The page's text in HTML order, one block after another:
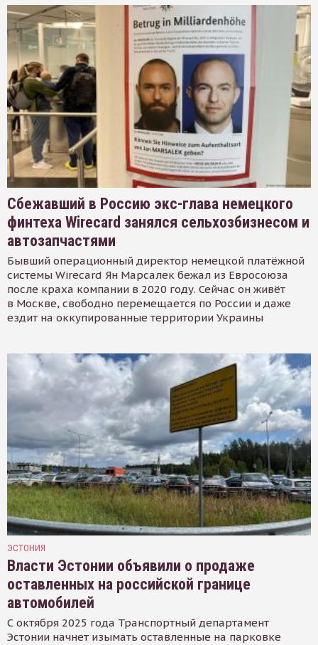
Сбежавший в Россию экс-глава немецкого
финтеха Wirecard занялся сельхозбизнесом и
автозапчастями
Бывший операционный директор немецкой платёжной
системы Wirecard Ян Марсалек бежал из Евросоюза
после краха компании в 2020 году. Сейчас он живёт
в Москве, свободно перемещается по России и даже
ездит на оккупированные территории Украины
ЭСТОНИЯ
Власти Эстонии объявили о продаже
оставленных на российской границе
автомобилей
С октября 2025 года Транспортный департамент
Эстонии начнет изымать оставленные на парковке